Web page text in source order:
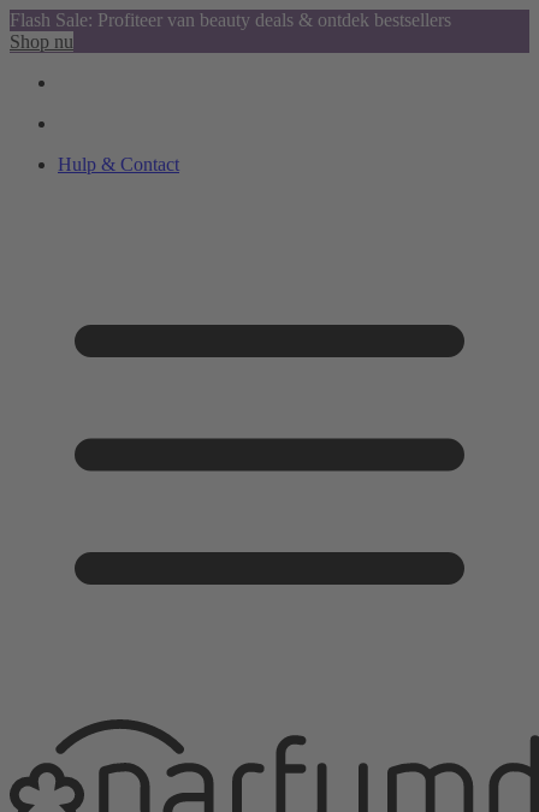
Flash Sale: Profiteer van beauty deals & ontdek bestsellers
Shop nu
Hulp & Contact